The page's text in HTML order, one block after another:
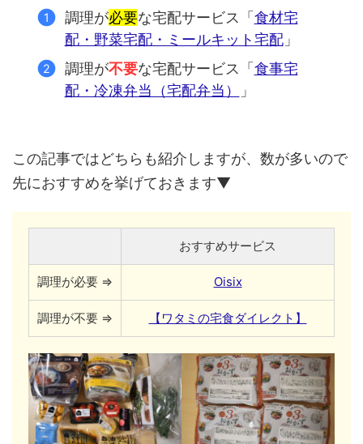
調理が必要な宅配サービス「食材宅
配・野菜宅配・ミールキット宅配」
調理が不要な宅配サービス「食事宅
配・冷凍弁当（宅配弁当）
」
この記事ではどちらも紹介しますが、数が多いので
先におすすめを挙げておきます▼
おすすめサービス
調理が必要 ⇒ Oisix
調理が不要 ⇒ 【ワタミの宅食ダイレクト】